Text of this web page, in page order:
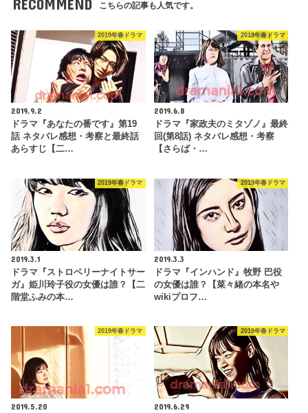
RECOMMEND こちらの記事も人気です。
2019年春ドラマ
2019.9.2
ドラマ『あなたの番です』第19
話 ネタバレ感想・考察と最終話
あらすじ【二…
2019年春ドラマ
2019.6.8
ドラマ『家政夫のミタゾノ』最終
回(第8話) ネタバレ感想・考察
【さらば・…
2019年春ドラマ
2019.3.1
ドラマ『ストロベリーナイトサー
ガ』姫川玲子役の女優は誰？【二
階堂ふみの本…
2019年春ドラマ
2019.3.3
ドラマ『インハンド』牧野 巴役
の女優は誰？【菜々緒の本名や
wikiプロフ…
2019年春ドラマ
2019.5.20
2019年春ドラマ
2019.6.29